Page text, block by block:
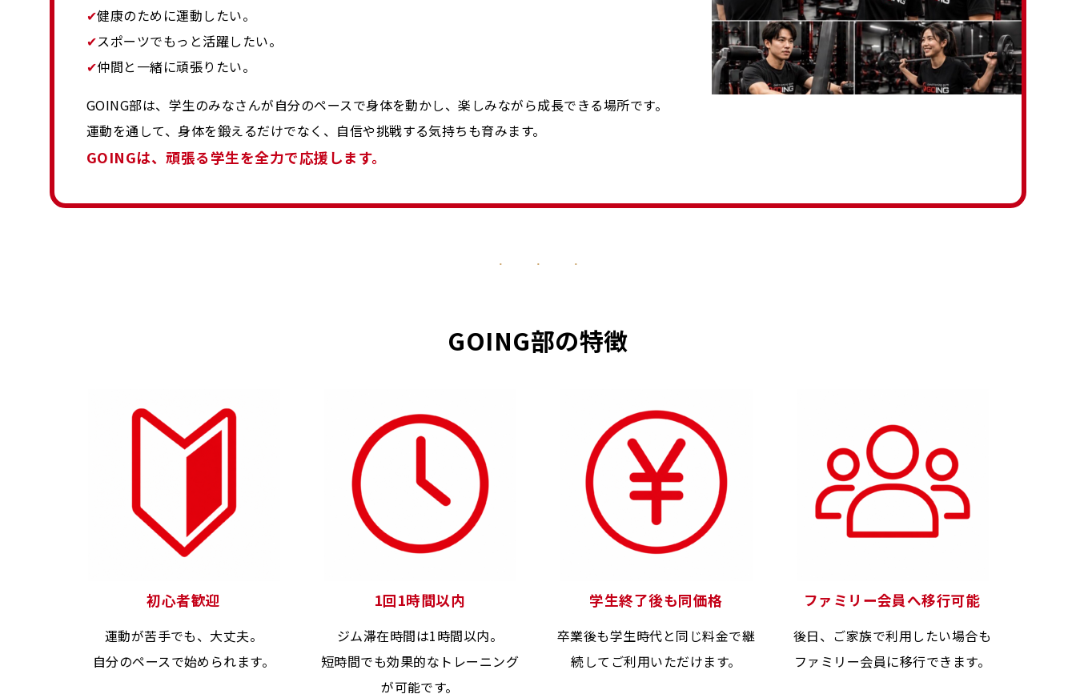
✔健康のために運動したい。
✔スポーツでもっと活躍したい。
✔仲間と一緒に頑張りたい。
GOING部は、学生のみなさんが自分のペースで身体を動かし、楽しみながら成長できる場所です。
運動を通して、身体を鍛えるだけでなく、自信や挑戦する気持ちも育みます。
GOINGは、頑張る学生を全力で応援します。
GOING部の特徴
初心者歓迎
運動が苦手でも、大丈夫。
自分のペースで始められます。
1回1時間以内
ジム滞在時間は1時間以内。
短時間でも効果的なトレーニング
が可能です。
学生終了後も同価格
卒業後も学生時代と同じ料金で継
続してご利用いただけます。
ファミリー会員へ移行可能
後日、ご家族で利用したい場合も
ファミリー会員に移行できます。